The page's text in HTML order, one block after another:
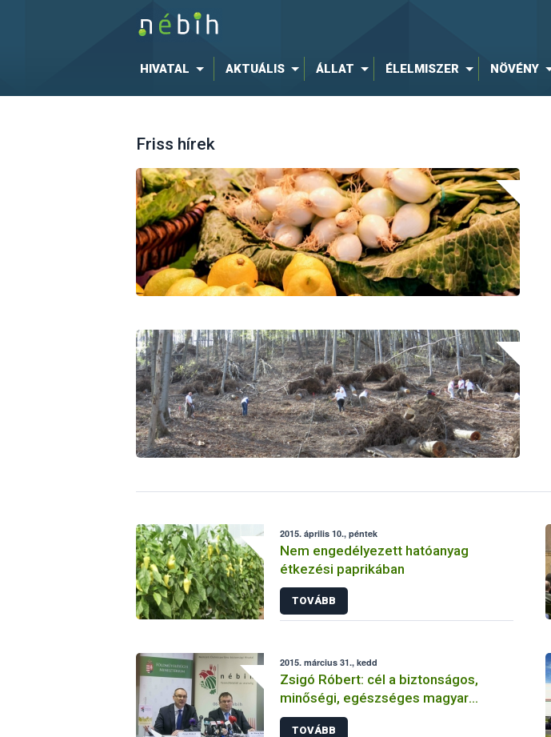
HIVATAL AKTUÁLIS ÁLLAT ÉLELMISZER NÖVÉNY
Friss hírek
2015. április 10., péntek
Nem engedélyezett hatóanyag
étkezési paprikában
TOVÁBB
2015. március 31., kedd
Zsigó Róbert: cél a biztonságos,
minőségi, egészséges magyar
élelmiszer
TOVÁBB